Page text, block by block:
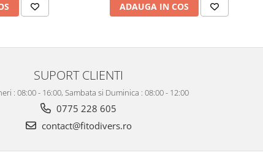
ADAUGA IN COS
SUPORT CLIENTI
: 08:00 - 16:00, Sambata si Duminica : 08:00 - 12:00
0775 228 605
contact@fitodivers.ro